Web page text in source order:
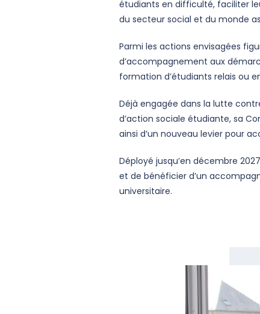
étudiants en difficulté, faciliter
du secteur social et du monde
Parmi les actions envisagées
d’accompagnement aux
formation d’étudiants relais ou
Déjà engagée dans la lutte
d’action sociale étudiante, sa
ainsi d’un nouveau levier pour
Déployé jusqu’en décembre
et de bénéficier d’un
universitaire.